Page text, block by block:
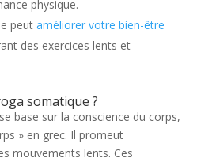
physique.
peut améliorer votre bien-être
des exercices lents et
somatique ?
base sur la conscience du corps,
» en grec. Il promeut
mouvements lents. Ces